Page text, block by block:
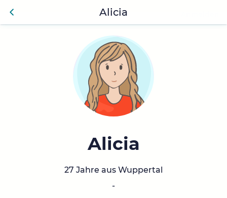
Zurü
Alicia
Alicia
27 Jahre aus Wuppertal
-